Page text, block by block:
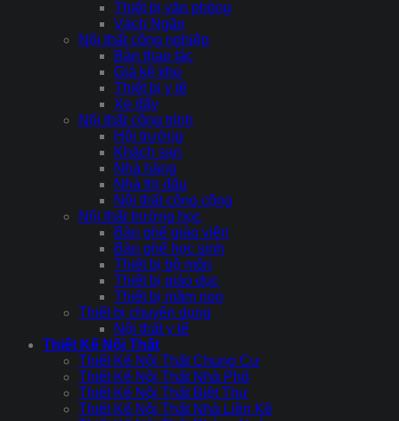
Thiết bị văn phòng
Vách Ngăn
Nội thất công nghiệp
Bàn thao tác
Giá kệ kho
Thiết bị y tế
Xe đẩy
Nội thất công trình
Hội trường
Khách sạn
Nhà hàng
Nhà thi đấu
Nội thất công cộng
Nội thất trường học
Bàn ghế giáo viên
Bàn ghế học sinh
Thiết bị bộ môn
Thiết bị giáo dục
Thiết bị mầm non
Thiết bị chuyên dụng
Nội thất y tế
Thiết Kế Nội Thất
Thiết Kế Nội Thất Chung Cư
Thiết Kế Nội Thất Nhà Phố
Thiết Kế Nội Thất Biệt Thự
Thiết Kế Nội Thất Nhà Liền Kề